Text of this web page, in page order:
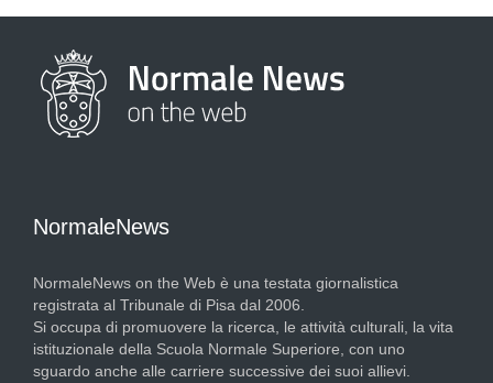
NormaleNews
NormaleNews on the Web è una testata giornalistica
registrata al Tribunale di Pisa dal 2006.
Si occupa di promuovere la ricerca, le attività culturali, la vita
istituzionale della Scuola Normale Superiore, con uno
sguardo anche alle carriere successive dei suoi allievi.